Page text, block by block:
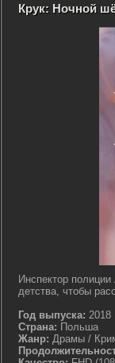
Крук: Ночной
Инспектор
детства, чтобы
Год выпуска: 2018
Страна: Польша
Жанр: Драмы /